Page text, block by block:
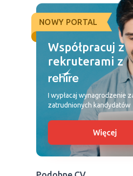
NOWY PORTAL
Współpracuj z
rekruterami z
I wypłacaj wynagrodzenie
zatrudnionych kandydatów
Więcej